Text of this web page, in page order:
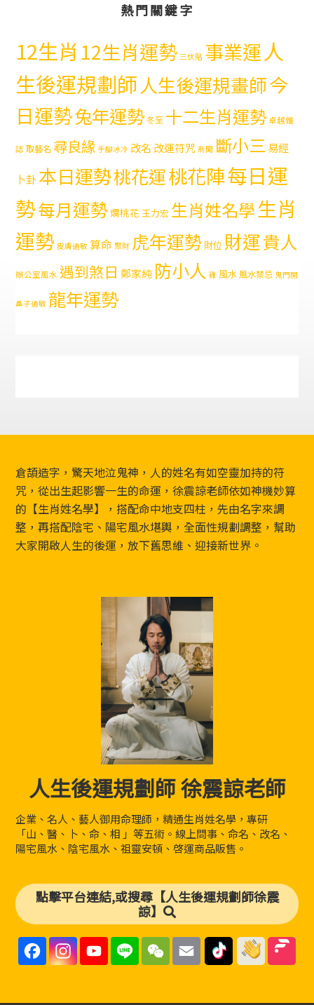
熱門關鍵字
12生肖 12生肖運勢 三伏貼 事業運人
生後運規劃師人生後運規畫師今
日運勢兔年運勢冬至 十二生肖運勢 卓越雜
誌 取藝名 尋良緣 手腳冰冷 改名 改運符咒 新聞 斷小三易經
卜卦本日運勢桃花運桃花陣每日運
勢每月運勢 爛桃花 王力宏 生肖姓名學生肖
運勢 皮膚過敏 算命 聚財 虎年運勢 財位 財運貴人
辦公室風水 遇到煞日 鄭家純 防小人 雞 風水風水禁忌 鬼門開
鼻子過敏 龍年運勢
Footer
倉頡造字，驚天地泣鬼神，人的姓名有如空靈加持的符
咒，從出生起影響一生的命運，徐震諒老師依如神機妙算
的【生肖姓名學】，搭配命中地支四柱，先由名字來調
整，再搭配陰宅、陽宅風水堪輿，全面性規劃調整，幫助
大家開啟人生的後運，放下舊思維、迎接新世界。
人生後運規劃師 徐震諒老師
企業、名人、藝人御用命理師，精通生肖姓名學，專研
「山、醫、卜、命、相 」等五術。線上問事、命名、改名、
陽宅風水、陰宅風水、祖靈安頓、啓運商品販售。
點擊平台連結,或搜尋【人生後運規劃師徐震
諒】
F
a
c
I
s
Y
u
L
n
W
C
E
a